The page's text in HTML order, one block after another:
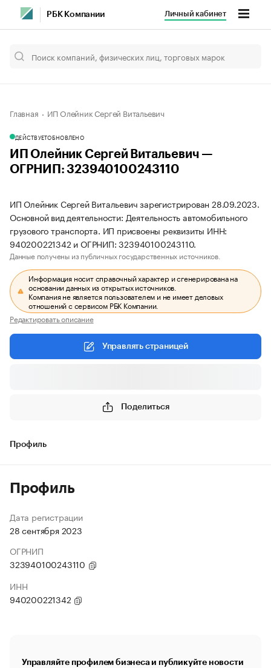
РБК Компании Личный кабинет
Главная ИП Олейник Сергей Витальевич
ДЕЙСТВУЕТОБНОВЛЕНО
ИП Олейник Сергей Витальевич —
ОГРНИП: 323940100243110
ИП Олейник Сергей Витальевич зарегистрирован 28.09.2023.
Основной вид деятельности: Деятельность автомобильного
грузового транспорта. ИП присвоены реквизиты ИНН:
940200221342 и ОГРНИП: 323940100243110.
Данные получены из публичных государственных источников.
Информация носит справочный характер и сгенерирована на
основании данных из открытых источников.
Компания не является пользователем и не имеет деловых
отношений с сервисом РБК Компании.
Редактировать описание
Управлять страницей
Поделиться
Профиль
Профиль
Дата регистрации
28 сентября 2023
ОГРНИП
323940100243110
ИНН
940200221342
Управляйте профилем бизнеса и публикуйте новости